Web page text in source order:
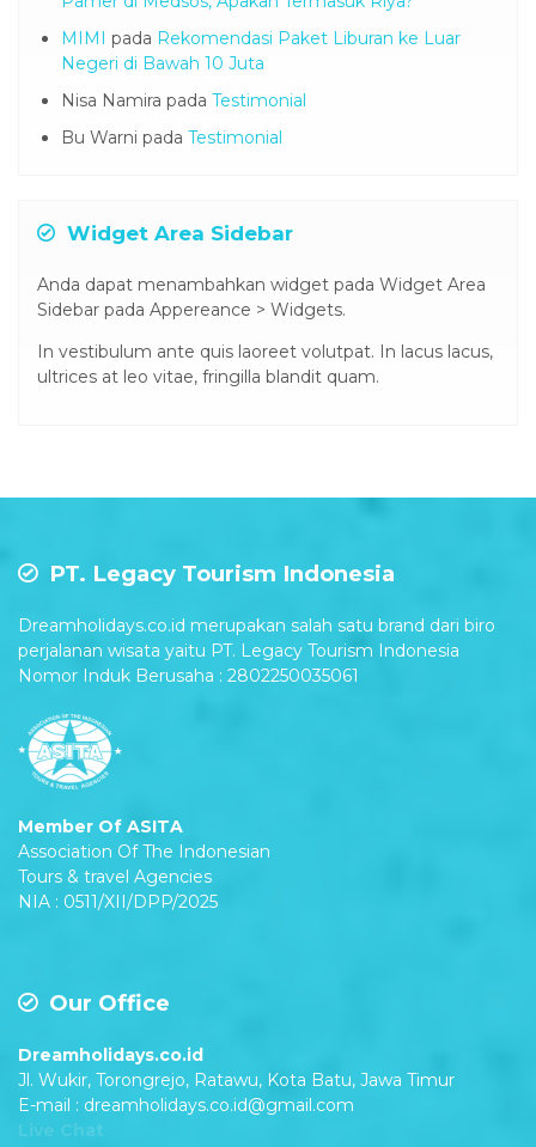
MIMI pada Rekomendasi Paket Liburan ke Luar
Negeri di Bawah 10 Juta
Nisa Namira pada Testimonial
Bu Warni pada Testimonial
Widget Area Sidebar
Anda dapat menambahkan widget pada Widget Area
Sidebar pada Appereance > Widgets.
In vestibulum ante quis laoreet volutpat. In lacus lacus,
ultrices at leo vitae, fringilla blandit quam.
PT. Legacy Tourism Indonesia
Dreamholidays.co.id merupakan salah satu brand dari biro
perjalanan wisata yaitu PT. Legacy Tourism Indonesia
Nomor Induk Berusaha : 2802250035061
Member Of ASITA
Association Of The Indonesian
Tours & travel Agencies
NIA : 0511/XII/DPP/2025
Our Office
Dreamholidays.co.id
Jl. Wukir, Torongrejo, Ratawu, Kota Batu, Jawa Timur
E-mail : dreamholidays.co.id@gmail.com
Live Chat